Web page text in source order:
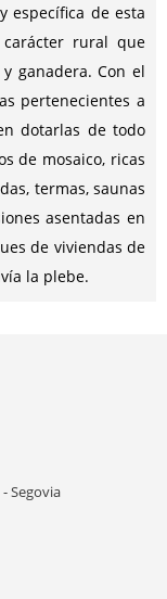
específica de esta
rural que
ganadera. Con el
pertenecientes a
dotarlas de todo
de mosaico, ricas
termas, saunas
asentadas en
de viviendas de
la plebe.
Segovia